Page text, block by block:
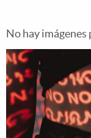
No hay